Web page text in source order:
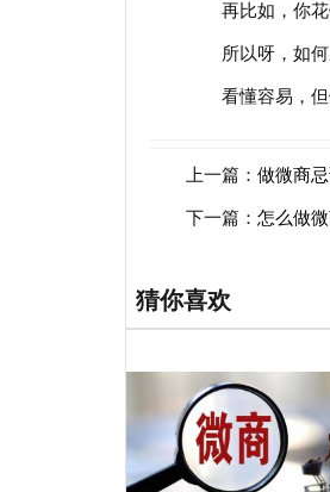
再比如，你花钱
所以呀，如何成
看懂容易，但做
上一篇： 做微商
下一篇： 怎么做
猜你喜欢